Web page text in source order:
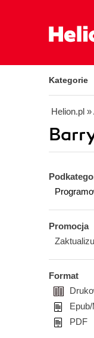
Kategorie
Helion.pl »
Promocja
Format
PDF